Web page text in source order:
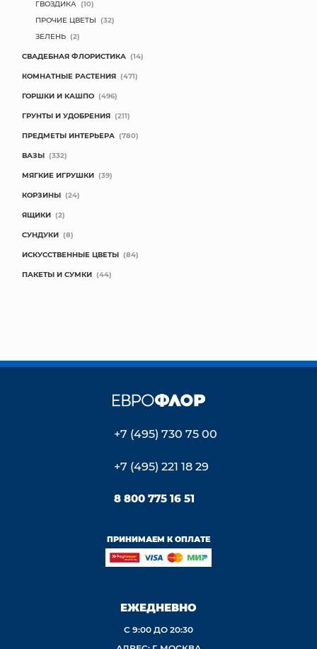
ГВОЗДИКА (10)
ПРОЧИЕ ЦВЕТЫ (32)
ЗЕЛЕНЬ (2)
СВАДЕБНАЯ ФЛОРИСТИКА (14)
КОМНАТНЫЕ РАСТЕНИЯ (471)
ГОРШКИ И КАШПО (496)
ГРУНТЫ И УДОБРЕНИЯ (211)
ПРЕДМЕТЫ ИНТЕРЬЕРА (780)
ВАЗЫ (332)
МЯГКИЕ ИГРУШКИ (39)
КОРЗИНЫ (24)
ЯЩИКИ (2)
СУНДУКИ (8)
ИСКУССТВЕННЫЕ ЦВЕТЫ (84)
ПАКЕТЫ И СУМКИ (44)
+7 (495) 730 75 00
+7 (495) 221 18 29
8 800 775 16 51
ПРИНИМАЕМ К ОПЛАТЕ
ЕЖЕДНЕВНО
С 9:00 ДО 20:30